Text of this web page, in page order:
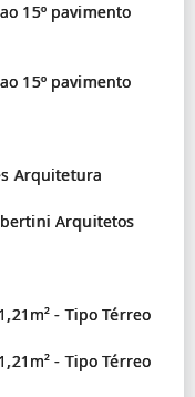
15º pavimento
15º pavimento
Arquitetura
Arquitetos
- Tipo Térreo
- Tipo Térreo